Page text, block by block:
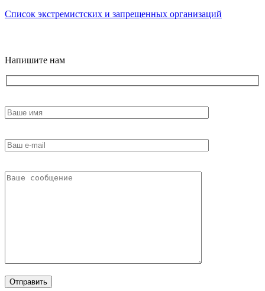
Список экстремистских и запрещенных организаций
Напишите нам